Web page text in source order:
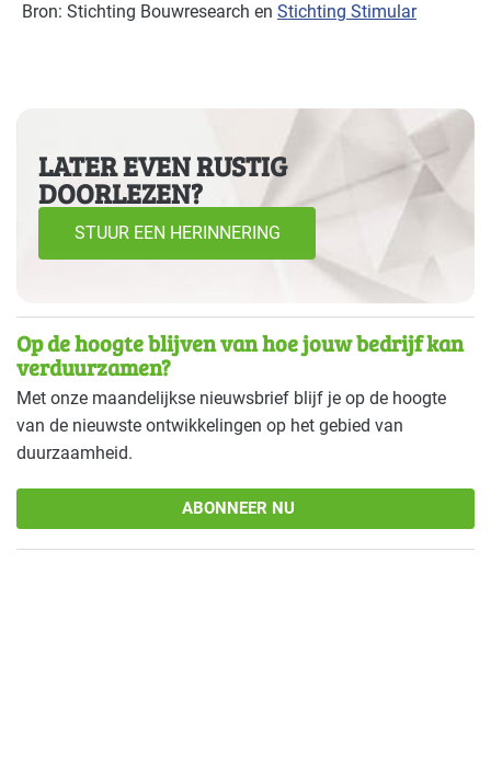
Bron: Stichting Bouwresearch en Stichting Stimular
LATER EVEN RUSTIG
DOORLEZEN?
STUUR EEN HERINNERING
Op de hoogte blijven van hoe jouw bedrijf kan
verduurzamen?
Met onze maandelijkse nieuwsbrief blijf je op de hoogte
van de nieuwste ontwikkelingen op het gebied van
duurzaamheid.
ABONNEER NU